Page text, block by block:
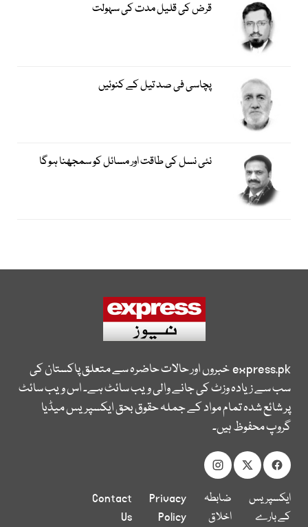
قرض کی قلیل مدت کی سہولت
پچاسی فی صد تیل کے کنوئیں
نئی نسل کی طاقت اور مسائل کو سمجھنا ہوگا
express.pkخبروں اور حالات حاضرہ سے متعلق پاکستان کی
سب سے زیادہ وزٹ کی جانے والی ویب سائٹ ہے۔ اس ویب سائٹ
پر شائع شدہ تمام مواد کے جملہ حقوق بحق ایکسپریس میڈیا
گروپ محفوظ ہیں۔
ایکسپریس
کے بارے
ضابطہ
اخلاق
Privacy
Policy
Contact
Us